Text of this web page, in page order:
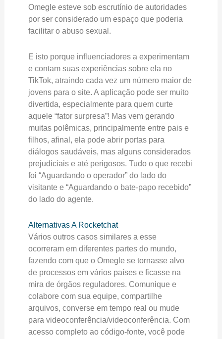
Omegle esteve sob escrutínio de autoridades
por ser considerado um espaço que poderia
facilitar o abuso sexual.
E isto porque influenciadores a experimentam
e contam suas experiências sobre ela no
TikTok, atraindo cada vez um número maior de
jovens para o site. A aplicação pode ser muito
divertida, especialmente para quem curte
aquele “fator surpresa”! Mas vem gerando
muitas polêmicas, principalmente entre pais e
filhos, afinal, ela pode abrir portas para
diálogos saudáveis, mas alguns considerados
prejudiciais e até perigosos. Tudo o que recebi
foi “Aguardando o operador” do lado do
visitante e “Aguardando o bate-papo recebido”
do lado do agente.
Alternativas A Rocketchat
Vários outros casos similares a esse
ocorreram em diferentes partes do mundo,
fazendo com que o Omegle se tornasse alvo
de processos em vários países e ficasse na
mira de órgãos reguladores. Comunique e
colabore com sua equipe, compartilhe
arquivos, converse em tempo real ou mude
para videoconferência/videoconferência. Com
acesso completo ao código-fonte, você pode